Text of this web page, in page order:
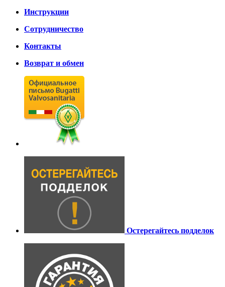
Инструкции
Сотрудничество
Контакты
Возврат и обмен
Остерегайтесь подделок